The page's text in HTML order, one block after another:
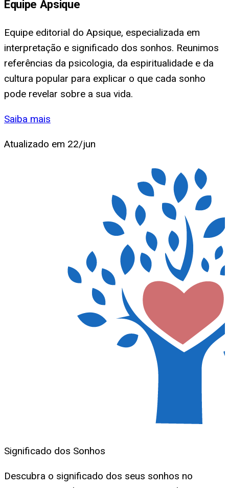
Equipe Apsique
Equipe editorial do Apsique, especializada em
interpretação e significado dos sonhos. Reunimos
referências da psicologia, da espiritualidade e da
cultura popular para explicar o que cada sonho
pode revelar sobre a sua vida.
Saiba mais
Atualizado em 22/jun
Significado dos Sonhos
Descubra o significado dos seus sonhos no